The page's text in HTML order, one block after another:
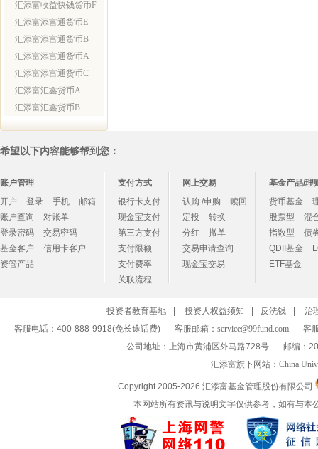
汇添富收益快钱货币F
汇添富添富通货币E
汇添富添富通货币B
汇添富添富通货币A
汇添富添富通货币C
汇添富汇鑫货币A
汇添富汇鑫货币B
希望以下内容能够帮到您：
账户管理
开户
登录 手机
邮箱
账户查询
对账单
登录密码
交易密码
基金客户
信用卡客户
资管产品
支付方式
银行卡支付
现金宝支付
第三方支付
支付限额
支付费率
关联流程
网上交易
认购 /申购
赎回
定投
转换
分红
撤单
交易申请查询
现金宝交易
基金产品/理
货币基金
股票型
混
指数型
债
QDII基金
ETF基金
投资者教育基地 投资人权益须知 反洗钱
治
客服电话：400-888-9918(免长途话费)
客服邮箱： service@99fund.com
客
公司地址：上海市黄浦区外马路728号
邮编：
汇添富旗下网站： China
Copyright 2005-2026 汇添富基金管理股份有限公司
本网站所有资讯与说明文字仅供参考，如有与本